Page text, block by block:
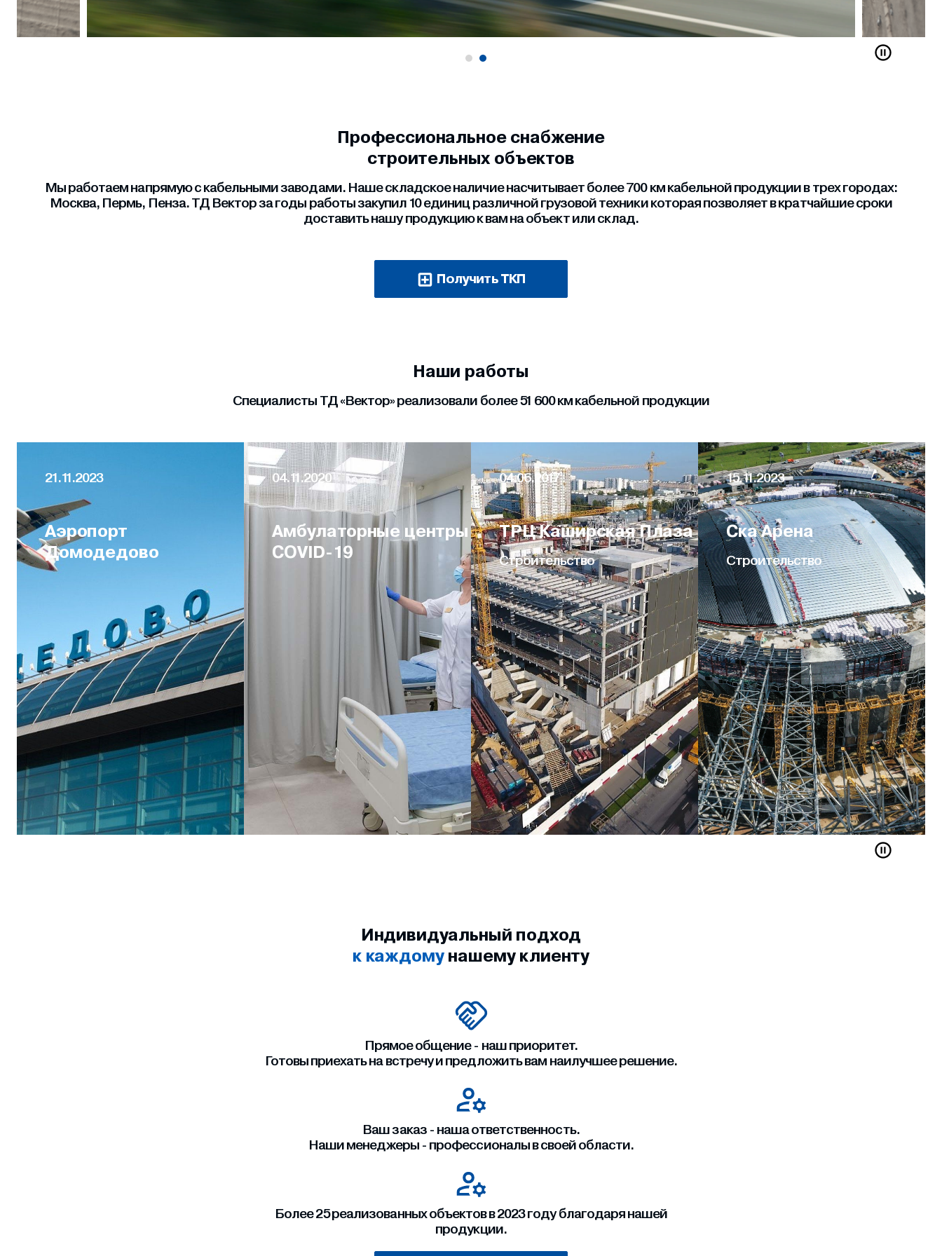
Профессиональное снабжение
строительных объектов
Мы работаем напрямую с кабельными заводами. Наше складское наличие насчитывает более 700 км кабельной продукции в трех городах:
Москва, Пермь, Пенза. ТД Вектор за годы работы закупил 10 единиц различной грузовой техники которая позволяет в кратчайшие сроки
доставить нашу продукцию к вам на объект или склад.
Получить ТКП
Наши работы
Специалисты ТД «Вектор» реализовали более 51 600 км кабельной продукции
21.11.2023
Аэропорт
Домодедово
04.11.2020
Амбулаторные центры
COVID-19
04.06.2017
ТРЦ Каширская Плаза
Строительство
15.11.2023
Ска Арена
Строительство
Индивидуальный подход
к каждомунашему клиенту
Прямое общение - наш приоритет.
Готовы приехать на встречу и предложить вам наилучшее решение.
Ваш заказ - наша ответственность.
Наши менеджеры - профессионалы в своей области.
Более 25 реализованных объектов в 2023 году благодаря нашей
продукции.